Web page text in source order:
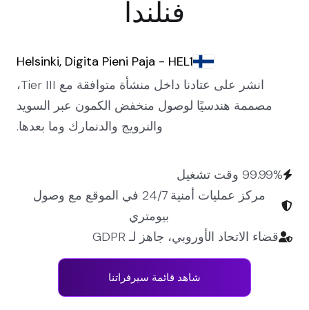
فنلندا
Helsinki, Digita Pieni Paja - HEL1
انشر على عتادنا داخل منشأة متوافقة مع Tier III،
مصممة هندسيًا لوصول منخفض الكمون عبر السويد
والنرويج والدنمارك وما بعدها.
99.99% وقت تشغيل
مركز عمليات أمنية 24/7 في الموقع مع وصول
بيومتري
قضاء الاتحاد الأوروبي، جاهز لـ GDPR
شاهد قائمة سيرفراتنا